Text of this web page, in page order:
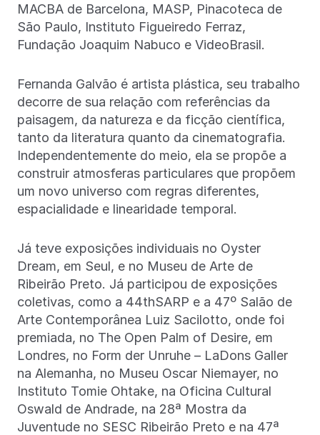
MACBA de Barcelona, MASP, Pinacoteca de
São Paulo, Instituto Figueiredo Ferraz,
Fundação Joaquim Nabuco e VideoBrasil.
Fernanda Galvão é artista plástica, seu trabalho
decorre de sua relação com referências da
paisagem, da natureza e da ficção científica,
tanto da literatura quanto da cinematografia.
Independentemente do meio, ela se propõe a
construir atmosferas particulares que propõem
um novo universo com regras diferentes,
espacialidade e linearidade temporal.
Já teve exposições individuais no Oyster
Dream, em Seul, e no Museu de Arte de
Ribeirão Preto. Já participou de exposições
coletivas, como a 44thSARP e a 47º Salão de
Arte Contemporânea Luiz Sacilotto, onde foi
premiada, no The Open Palm of Desire, em
Londres, no Form der Unruhe – LaDons Galler
na Alemanha, no Museu Oscar Niemayer, no
Instituto Tomie Ohtake, na Oficina Cultural
Oswald de Andrade, na 28ª Mostra da
Juventude no SESC Ribeirão Preto e na 47ª